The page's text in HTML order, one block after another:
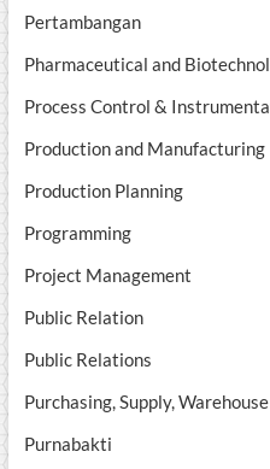
Pertambangan
Pharmaceutical and
Process Control &
Production and Manufacturing
Production Planning
Programming
Project Management
Public Relation
Public Relations
Purchasing, Supply,
Purnabakti